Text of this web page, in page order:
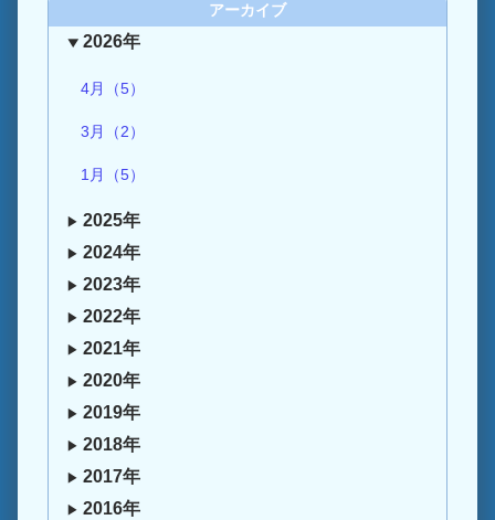
アーカイブ
2026年
4月（5）
3月（2）
1月（5）
2025年
2024年
2023年
2022年
2021年
2020年
2019年
2018年
2017年
2016年